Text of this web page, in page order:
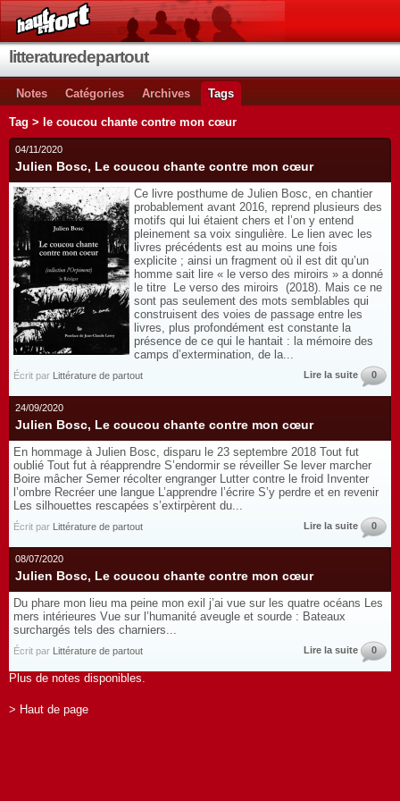
litteraturedepartout
Notes Catégories Archives Tags
Tag > le coucou chante contre mon cœur
04/11/2020
Julien Bosc, Le coucou chante contre mon cœur
Ce livre posthume de Julien Bosc, en chantier
probablement avant 2016, reprend plusieurs des
motifs qui lui étaient chers et l’on y entend
pleinement sa voix singulière. Le lien avec les
livres précédents est au moins une fois
explicite ; ainsi un fragment où il est dit qu’un
homme sait lire « le verso des miroirs » a donné
le titre Le verso des miroirs (2018). Mais ce ne
sont pas seulement des mots semblables qui
construisent des voies de passage entre les
livres, plus profondément est constante la
présence de ce qui le hantait : la mémoire des
camps d’extermination, de la...
Écrit par Littérature de partout Lire la suite 0
24/09/2020
Julien Bosc, Le coucou chante contre mon cœur
En hommage à Julien Bosc, disparu le 23 septembre 2018 Tout fut
oublié Tout fut à réapprendre S’endormir se réveiller Se lever marcher
Boire mâcher Semer récolter engranger Lutter contre le froid Inventer
l’ombre Recréer une langue L’apprendre l’écrire S’y perdre et en revenir
Les silhouettes rescapées s’extirpèrent du...
Écrit par Littérature de partout Lire la suite 0
08/07/2020
Julien Bosc, Le coucou chante contre mon cœur
Du phare mon lieu ma peine mon exil j’ai vue sur les quatre océans Les
mers intérieures Vue sur l’humanité aveugle et sourde : Bateaux
surchargés tels des charniers...
Écrit par Littérature de partout Lire la suite 0
Plus de notes disponibles.
> Haut de page